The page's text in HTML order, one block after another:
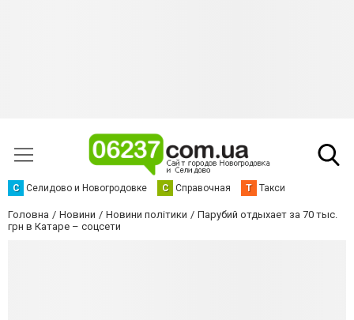
С Селидово и Новогродовке С Справочная Т Такси
Головна Новини Новини політики
Парубий отдыхает за 70 тыс.
грн в Катаре – соцсети